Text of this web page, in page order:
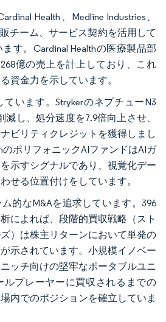
Health、Medline Industries、
チーム、サービス契約を活用して
す。Cardinal Healthの医療製品部
億の売上を計上しており、これ
資金力を示しています。
います。StrykerのネプチューN3
減し、処分速度を7.9倍向上させ、
ビリティクレジットを獲得しまし
のポリフォニックAIファンドはAIガ
示すシグナルであり、視覚化デー
せる位置付けをしています。
的なM&Aを追求しています。396
によれば、段階的買収戦略（スト
）は株主リターンにおいて単発の
示されています。小規模イノベー
ッチ向けの堅牢なポータブルユニ
ルプレーヤーに買収されるまでの
内でのポジションを確立していま